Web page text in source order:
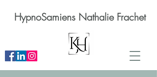
HypnoSamiens Nathalie Frachet